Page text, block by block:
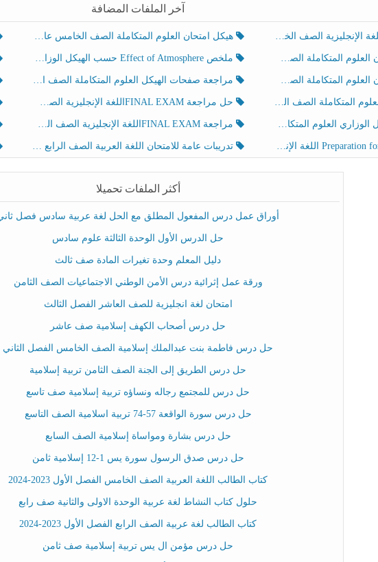
آخر الملفات المضافة
هيكل امتحان العلوم المتكاملة الصف الخامس عام الفصل الدراسي الثالث 2025-2026
الصف الخامس انسبير الفصل الثالث ملخص Effect of Atmosphere حسب الهيكل الوزاري العلوم المتكاملة الصف الخامس انسبير الفصل الثالث
الصف الخامس عام الفصل الثالث مراجعة صفحات الهيكل العلوم المتكاملة الصف الخامس انسبير الفصل الثالث
الصف الخامس انسبير الفصل الثالث حل مراجعة FINAL EXAMاللغة الإنجليزية الصف الخامس الفصل الثالث
الصف الخامس عام الفصل الثالث مراجعة FINAL EXAMاللغة الإنجليزية الصف الخامس الفصل الثالث
تدريبات عامة للامتحان اللغة العربية الصف الرابع الفصل الثالث
أكثر الملفات تحميلا
أوراق عمل درس المفعول المطلق مع الحل لغة عربية سادس فصل
حل الدرس الأول الوحدة الثالثة علوم سادس
دليل المعلم وحدة تغيرات المادة صف ثالث
ورقة عمل إثرائية درس الأمن الوطني الاجتماعيات الصف الثامن
امتحان لغة انجليزية للصف العاشر الفصل الثالث
حل درس أصحاب الكهف إسلامية صف عاشر
حل درس فاطمة بنت عبدالملك إسلامية الصف الخامس الفصل الثاني
حل درس الطريق إلى الجنة الصف الثامن تربية إسلامية
حل درس للمجتمع رجاله ونساؤه تربية إسلامية صف تاسع
حل درس سورة الواقعة 57-74 تربية اسلامية الصف التاسع
حل درس بشارة ومواساة إسلامية الصف السابع
حل درس صدق الرسول سورة يس 1-12 إسلامية ثامن
كتاب الطالب اللغة العربية الصف الخامس الفصل الأول 2023-2024
حلول كتاب النشاط لغة عربية الوحدة الاولى والثانية صف رابع
كتاب الطالب لغة عربية الصف الرابع الفصل الأول 2023-2024
حل درس مؤمن ال يس تربية إسلامية صف ثامن